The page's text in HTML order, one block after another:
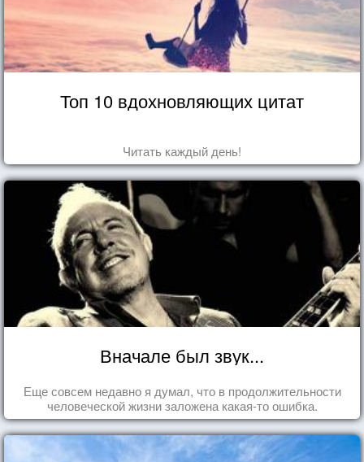
Топ 10 вдохновляющих цитат
Читать каждый день!
Вначале был звук...
Еще совсем недавно я думал, что в продолжительности
человеческой жизни заложена какая-то ошибка.